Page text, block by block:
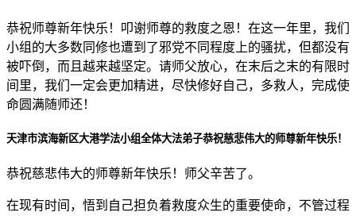
恭祝师尊新年快乐！叩谢师尊的救度之恩！在这一年里，我们
小组的大多数同修也遭到了邪党不同程度上的骚扰，但都没有
被吓倒，而且越来越坚定。请师父放心，在末后之末的有限时
间里，我们一定会更加精进，尽快修好自己，多救人，完成使
命圆满随师还！
天津市滨海新区大港学法小组全体大法弟子恭祝慈悲伟大的师尊新年快乐！
恭祝慈悲伟大的师尊新年快乐！师父辛苦了。
在现有时间，悟到自己担负着救度众生的重要使命，不管过程